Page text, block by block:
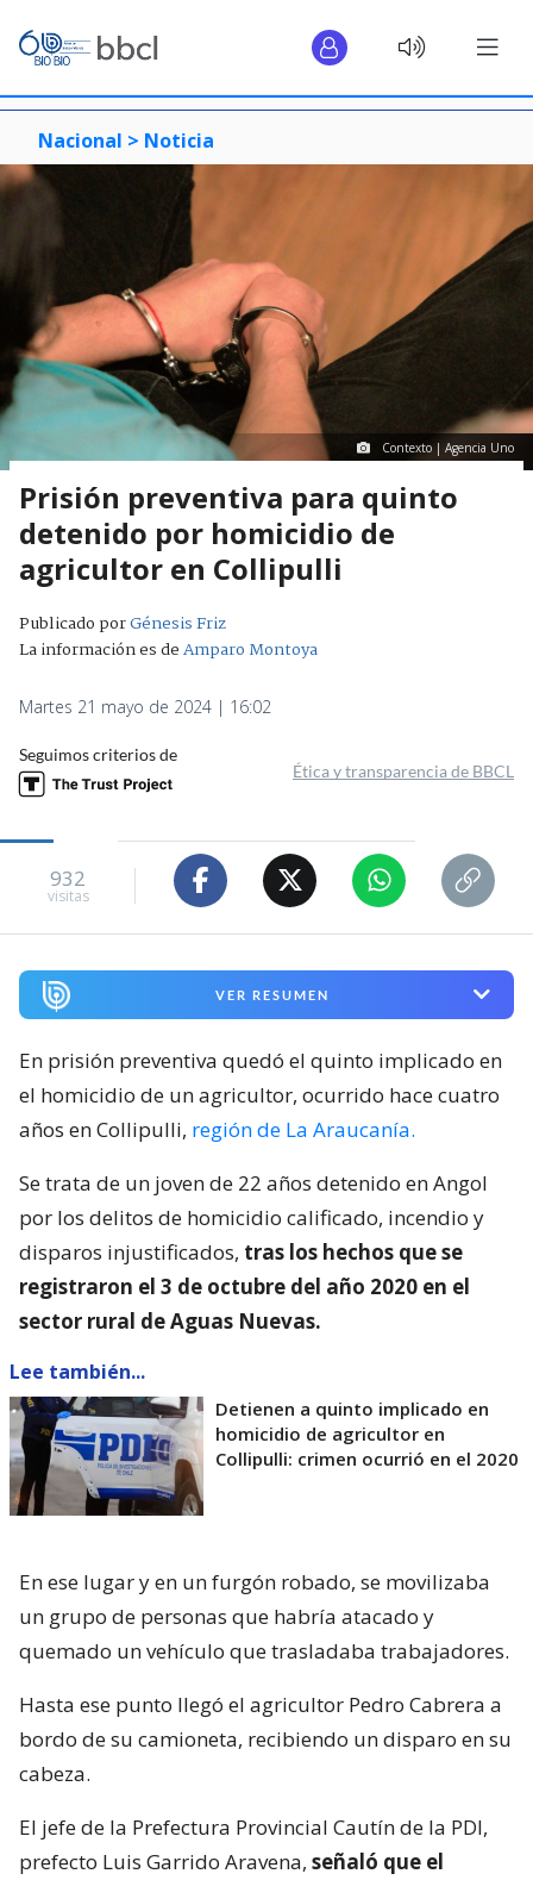
Nacional > Noticia
Contexto | Agencia Uno
Prisión preventiva para quinto
detenido por homicidio de
agricultor en Collipulli
Publicado porGénesis Friz
La información es deAmparo Montoya
Martes 21 mayo de 2024 | 16:02
Seguimos criterios de
Ética y transparencia de BBCL
932
visitas
VER RESUMEN
En prisión preventiva quedó el quinto implicado en
el homicidio de un agricultor, ocurrido hace cuatro
años en Collipulli, región de La Araucanía.
Se trata de un joven de 22 años detenido en Angol
por los delitos de homicidio calificado, incendio y
disparos injustificados, tras los hechos que se
registraron el 3 de octubre del año 2020 en el
sector rural de Aguas Nuevas.
Lee también...
Detienen a quinto implicado en
homicidio de agricultor en
Collipulli: crimen ocurrió en el 2020
En ese lugar y en un furgón robado, se movilizaba
un grupo de personas que habría atacado y
quemado un vehículo que trasladaba trabajadores.
Hasta ese punto llegó el agricultor Pedro Cabrera a
bordo de su camioneta, recibiendo un disparo en su
cabeza.
El jefe de la Prefectura Provincial Cautín de la PDI,
prefecto Luis Garrido Aravena, señaló que el